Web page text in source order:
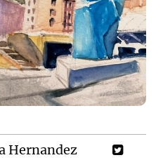
Hernandez